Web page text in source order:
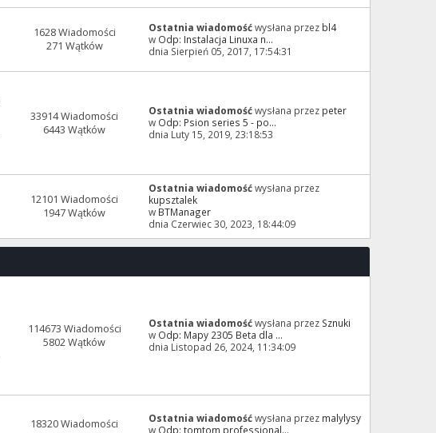
1628 Wiadomości
271 Wątków
Ostatnia wiadomośćwysłana przez bl4
w Odp: Instalacja Linuxa n...
dnia Sierpień 05, 2017, 17:54:31
33914 Wiadomości
6443 Wątków
Ostatnia wiadomośćwysłana przez peter
w Odp: Psion series 5 - po...
dnia Luty 15, 2019, 23:18:53
12101 Wiadomości
1947 Wątków
Ostatnia wiadomośćwysłana przez
kupsztalek
w BTManager
dnia Czerwiec 30, 2023, 18:44:09
114673 Wiadomości
5802 Wątków
Ostatnia wiadomośćwysłana przez Sznuki
w Odp: Mapy 2305 Beta dla ...
dnia Listopad 26, 2024, 11:34:09
18320 Wiadomości
Ostatnia wiadomośćwysłana przez malylysy
w Odp: tomtom professional...